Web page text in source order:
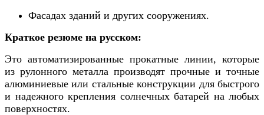
Фасадах зданий и других сооружениях.
Краткое резюме на русском:
Это автоматизированные прокатные линии, которые
из рулонного металла производят прочные и точные
алюминиевые или стальные конструкции для быстрого
и надежного крепления солнечных батарей на любых
поверхностях.